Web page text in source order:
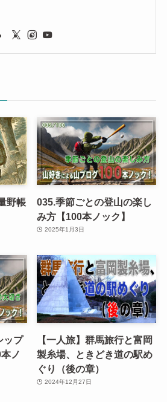
野帳
035.季節ごとの登山の楽し
み方【100本ノック】
2025年1月3日
ップ
ノ
【一人旅】群馬旅行と富岡
製糸場、ときどき道の駅め
ぐり（後の章）
2024年12月27日